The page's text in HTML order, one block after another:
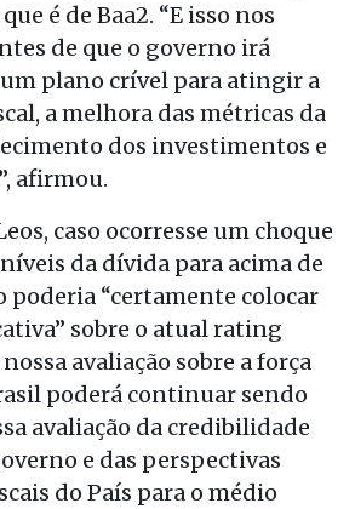
é de Baa2. “E isso nos
de que o governo irá
plano crível para atingir a
a melhora das métricas da
dos investimentos e
afirmou.
caso ocorresse um choque
da dívida para acima de
poderia “certamente colocar
sobre o atual rating
avaliação sobre a força
poderá continuar sendo
avaliação da credibilidade
e das perspectivas
do País para o médio